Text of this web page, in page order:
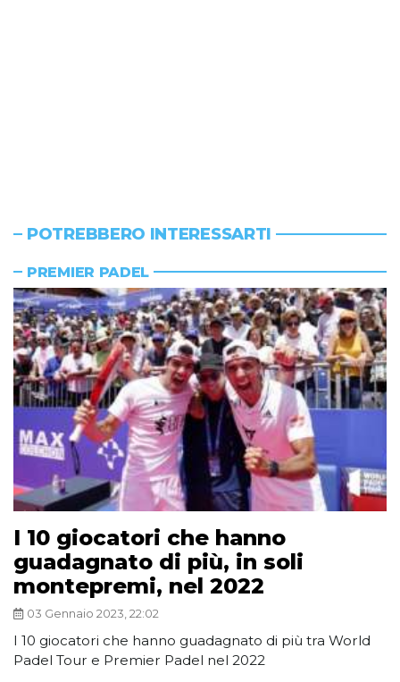
POTREBBERO INTERESSARTI
PREMIER PADEL
I 10 giocatori che hanno
guadagnato di più, in soli
montepremi, nel 2022
03 Gennaio 2023, 22:02
I 10 giocatori che hanno guadagnato di più tra World
Padel Tour e Premier Padel nel 2022